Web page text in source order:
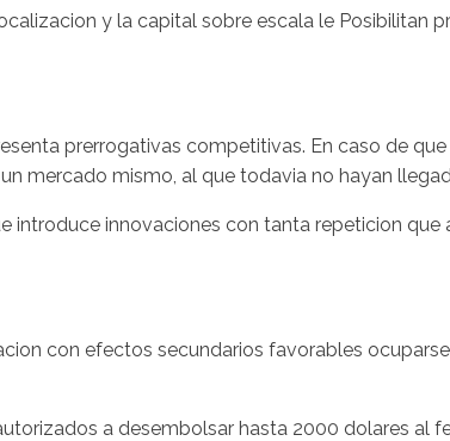
y la capital sobre escala le Posibilitan
prerrogativas competitivas. En caso de
mercado mismo, al que todavia no hayan
introduce innovaciones con tanta repeticion
con efectos secundarios favorables
a desembolsar hasta 2000 dolares al